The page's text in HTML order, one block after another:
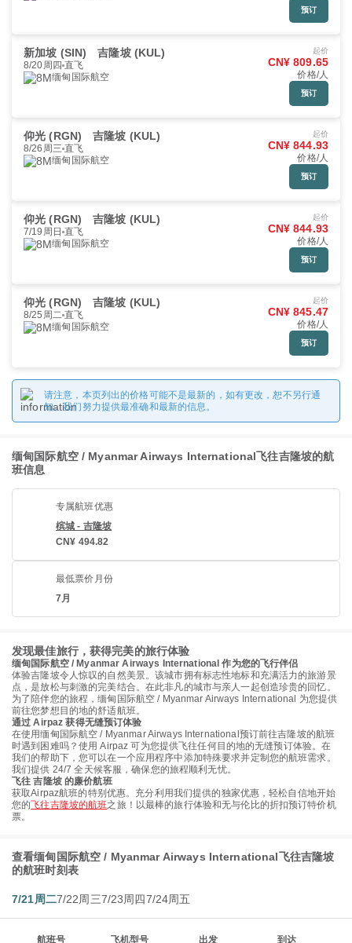
预订
新加坡 (SIN) 吉隆坡 (KUL)
8/20周四 直飞
缅甸国际航空
起价
CN¥ 809.65
价格/人
预订
仰光 (RGN) 吉隆坡 (KUL)
8/26周三 直飞
缅甸国际航空
起价
CN¥ 844.93
价格/人
预订
仰光 (RGN) 吉隆坡 (KUL)
7/19周日 直飞
缅甸国际航空
起价
CN¥ 844.93
价格/人
预订
仰光 (RGN) 吉隆坡 (KUL)
8/25周二 直飞
缅甸国际航空
起价
CN¥ 845.47
价格/人
预订
请注意，本页列出的价格可能不是最新的，如有更改，恕不另行通
知。我们努力提供最准确和最新的信息。
缅甸国际航空 / Myanmar Airways International飞往吉隆坡的航
班信息
专属航班优惠
槟城 - 吉隆坡
CN¥ 494.82
最低票价月份
7月
发现最佳旅行，获得完美的旅行体验
缅甸国际航空 / Myanmar Airways International 作为您的飞行伴侣
体验吉隆坡令人惊叹的自然美景。该城市拥有标志性地标和充满活力的旅游景
点，是放松与刺激的完美结合。在此非凡的城市与亲人一起创造珍贵的回忆。
为了陪伴您的旅程，缅甸国际航空 / Myanmar Airways International 为您提供
前往您梦想目的地的舒适航班。
通过 Airpaz 获得无缝预订体验
在使用缅甸国际航空 / Myanmar Airways International预订前往吉隆坡的航班
时遇到困难吗？使用 Airpaz 可为您提供飞往任何目的地的无缝预订体验。在
我们的帮助下，您可以在一个应用程序中添加特殊要求并定制您的航班需求。
我们提供 24/7 全天候客服，确保您的旅程顺利无忧。
飞往 吉隆坡 的廉价航班
获取Airpaz航班的特别优惠。充分利用我们提供的独家优惠，轻松自信地开始
您的飞往吉隆坡的航班之旅！以最棒的旅行体验和无与伦比的折扣预订特价机
票。
查看缅甸国际航空 / Myanmar Airways International飞往吉隆坡
的航班时刻表
7/21周二7/22周三7/23周四7/24周五
航班号 飞机型号 出发 到达